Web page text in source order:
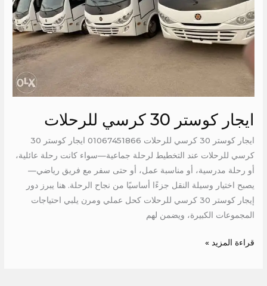
ايجار كوستر 30 كرسي للرحلات
ايجار كوستر 30 كرسي للرحلات 01067451866 ايجار كوستر 30
كرسي للرحلات عند التخطيط لرحلة جماعية—سواء كانت رحلة عائلية،
أو رحلة مدرسية، أو مناسبة عمل، أو حتى سفر مع فريق رياضي—
يصبح اختيار وسيلة النقل جزءًا أساسيًا من نجاح الرحلة. هنا يبرز دور
إيجار كوستر 30 كرسي للرحلات كحل عملي ومرن يلبي احتياجات
المجموعات الكبيرة، ويضمن لهم
قراءة المزيد »